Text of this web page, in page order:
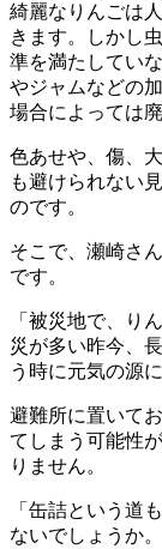
綺麗なりんごは
きます。しかし
準を満たしてい
やジャムなどの
場合によっては
色あせや、傷、
も避けられない
のです。
そこで、瀬崎さ
です。
「被災地で、り
災が多い昨今、
う時に元気の源
避難所に置いて
てしまう可能性
りません。
「缶詰という道
ないでしょうか